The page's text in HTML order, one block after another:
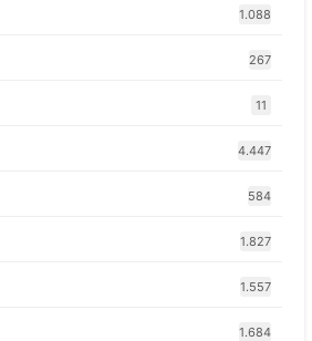
1.088
267
11
4.447
584
1.827
1.557
1.684